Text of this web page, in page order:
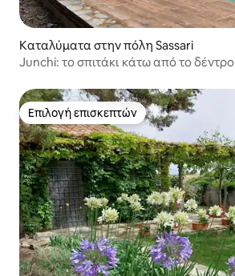
Καταλύματα στην πόλη Sassari
Junchi: το σπιτάκι κάτω από το δέντρο
Επιλογή επισκεπτών
Επιλογή επισκεπτών